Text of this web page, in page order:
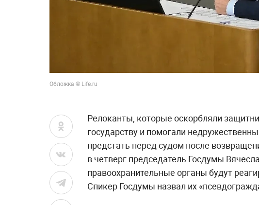
Обложка © Life.ru
Релоканты, которые оскорбляли
государству и помогали
предстать перед судом после
в четверг председатель Госдумы
правоохранительные органы будут
Спикер Госдумы назвал их